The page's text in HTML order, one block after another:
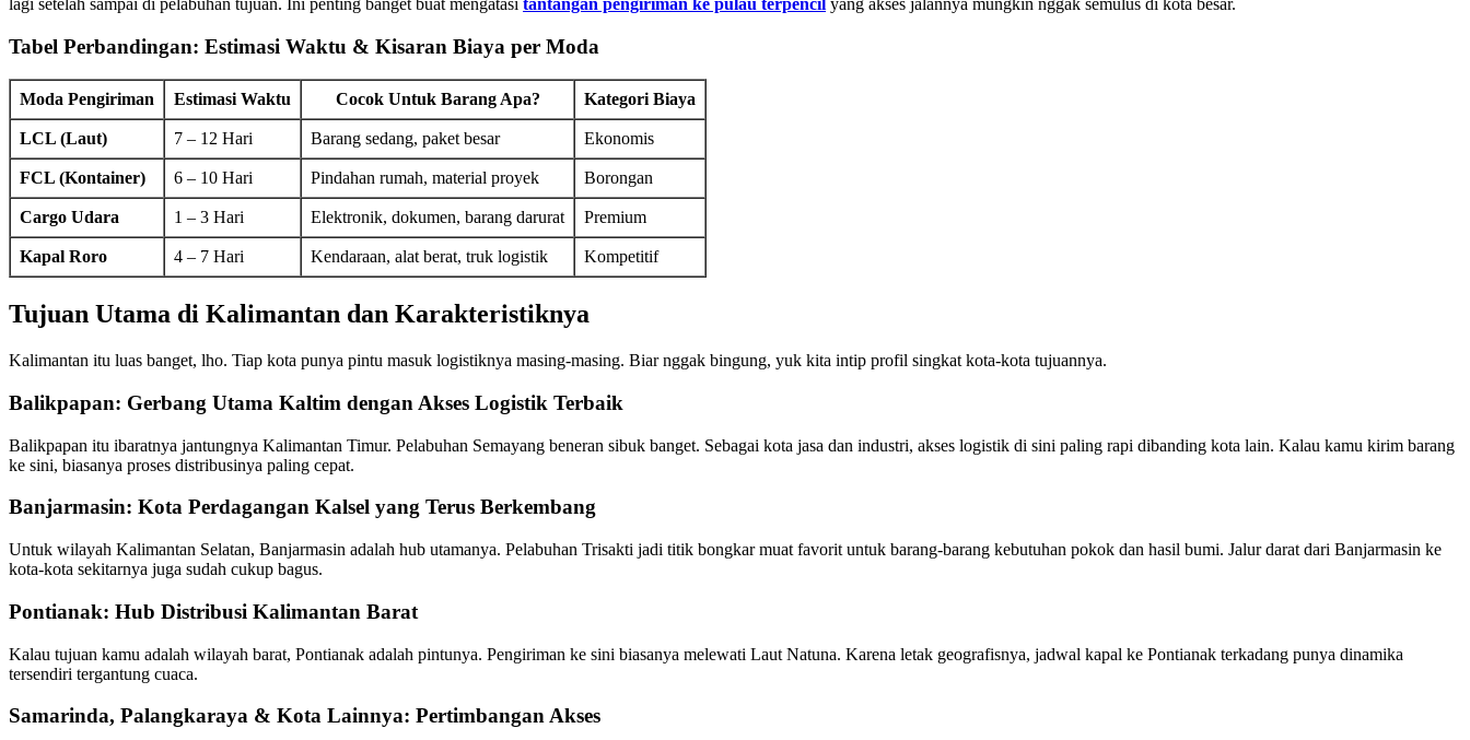
lagi setelah sampai di pelabuhan tujuan. Ini penting banget buat mengatasi tantangan pengiriman ke pulau terpencil yang akses jalannya mungkin nggak semulus di kota besar.
Tabel Perbandingan: Estimasi Waktu & Kisaran Biaya per Moda
Moda Pengiriman Estimasi Waktu Cocok Untuk Barang Apa? Kategori Biaya
LCL (Laut) 7 – 12 Hari Barang sedang, paket besar Ekonomis
FCL (Kontainer) 6 – 10 Hari Pindahan rumah, material proyek Borongan
Cargo Udara 1 – 3 Hari Elektronik, dokumen, barang darurat Premium
Kapal Roro 4 – 7 Hari Kendaraan, alat berat, truk logistik Kompetitif
Tujuan Utama di Kalimantan dan Karakteristiknya
Kalimantan itu luas banget, lho. Tiap kota punya pintu masuk logistiknya masing-masing. Biar nggak bingung, yuk kita intip profil singkat kota-kota tujuannya.
Balikpapan: Gerbang Utama Kaltim dengan Akses Logistik Terbaik
Balikpapan itu ibaratnya jantungnya Kalimantan Timur. Pelabuhan Semayang beneran sibuk banget. Sebagai kota jasa dan industri, akses logistik di sini paling rapi dibanding kota lain. Kalau kamu kirim barang
ke sini, biasanya proses distribusinya paling cepat.
Banjarmasin: Kota Perdagangan Kalsel yang Terus Berkembang
Untuk wilayah Kalimantan Selatan, Banjarmasin adalah hub utamanya. Pelabuhan Trisakti jadi titik bongkar muat favorit untuk barang-barang kebutuhan pokok dan hasil bumi. Jalur darat dari Banjarmasin ke
kota-kota sekitarnya juga sudah cukup bagus.
Pontianak: Hub Distribusi Kalimantan Barat
Kalau tujuan kamu adalah wilayah barat, Pontianak adalah pintunya. Pengiriman ke sini biasanya melewati Laut Natuna. Karena letak geografisnya, jadwal kapal ke Pontianak terkadang punya dinamika
tersendiri tergantung cuaca.
Samarinda, Palangkaraya & Kota Lainnya: Pertimbangan Akses